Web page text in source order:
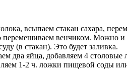
всыпаем стакан сахара,
венчиком. Можно и
(в стакан). Это будет заливка.
два яйца, добавляем 4
1-2 ч. ложки пищевой соды